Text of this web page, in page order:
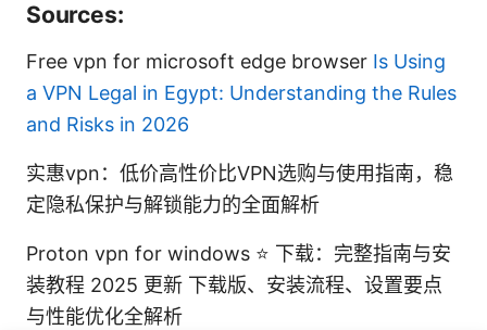
Sources:
Free vpn for microsoft edge browser Is Using
a VPN Legal in Egypt: Understanding the Rules
and Risks in 2026
实惠vpn：低价高性价比VPN选购与使用指南，稳
定隐私保护与解锁能力的全面解析
Proton vpn for windows ⭐ 下载：完整指南与安
装教程 2025 更新 下载版、安装流程、设置要点
与性能优化全解析